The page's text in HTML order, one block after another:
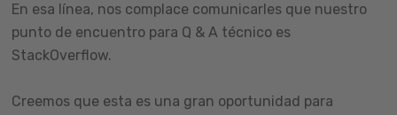
En esa línea, nos complace comunicarles que nuestro
punto de encuentro para Q & A técnico es
StackOverflow.
Creemos que esta es una gran oportunidad para